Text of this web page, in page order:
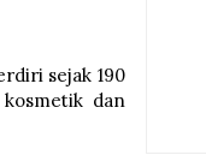
sejak 190
dan